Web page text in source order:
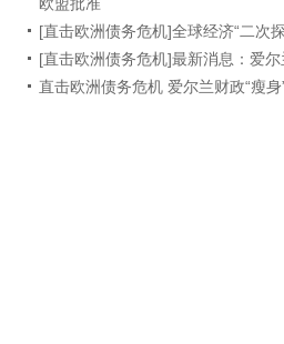
[直击欧洲债务危机]全球经济“二次
[直击欧洲债务危机]最新消息：爱
直击欧洲债务危机 爱尔兰财政“瘦